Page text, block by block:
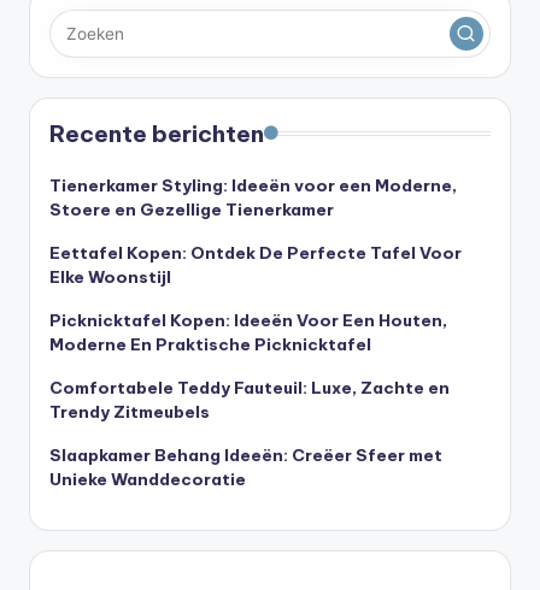
Recente berichten
Tienerkamer Styling: Ideeën voor een Moderne,
Stoere en Gezellige Tienerkamer
Eettafel Kopen: Ontdek De Perfecte Tafel Voor
Elke Woonstijl
Picknicktafel Kopen: Ideeën Voor Een Houten,
Moderne En Praktische Picknicktafel
Comfortabele Teddy Fauteuil: Luxe, Zachte en
Trendy Zitmeubels
Slaapkamer Behang Ideeën: Creëer Sfeer met
Unieke Wanddecoratie